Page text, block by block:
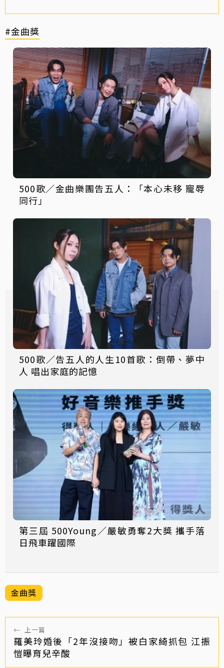
#金曲獎
500歌／金曲樂團告五人：「本心未移 寵辱
同行」
500歌／告五人的人生10首歌：倒帶、夢中
人 唱出家庭的記憶
第三屆 500Young／嚴敏勇奪2大獎 攜手落
日飛車躍國際
金曲獎
← 上一篇
羅美玲婚後「2年沒接吻」被白家綺抓包 江振
愷曝育兒辛酸